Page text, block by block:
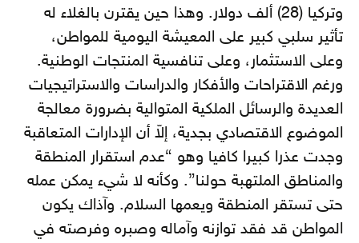
وتركيا (28) ألف دولار. وهذا حين يقترن بالغلاء له
تأثير سلبي كبير على المعيشة اليومية للمواطن،
وعلى الاستثمار، وعلى تنافسية المنتجات الوطنية.
ورغم الاقتراحات والأفكار والدراسات والاستراتيجيات
العديدة والرسائل الملكية المتوالية بضرورة معالجة
الموضوع الاقتصادي بجدية، إلاّ أن الإدارات المتعاقبة
وجدت عذرا كبيرا كافيا وهو “عدم استقرار المنطقة
والمناطق الملتهبة حولنا”. وكأنه لا شيء يمكن عمله
حتى تستقر المنطقة ويعمها السلام. وآذاك يكون
المواطن قد فقد توازنه وآماله وصبره وفرصته في